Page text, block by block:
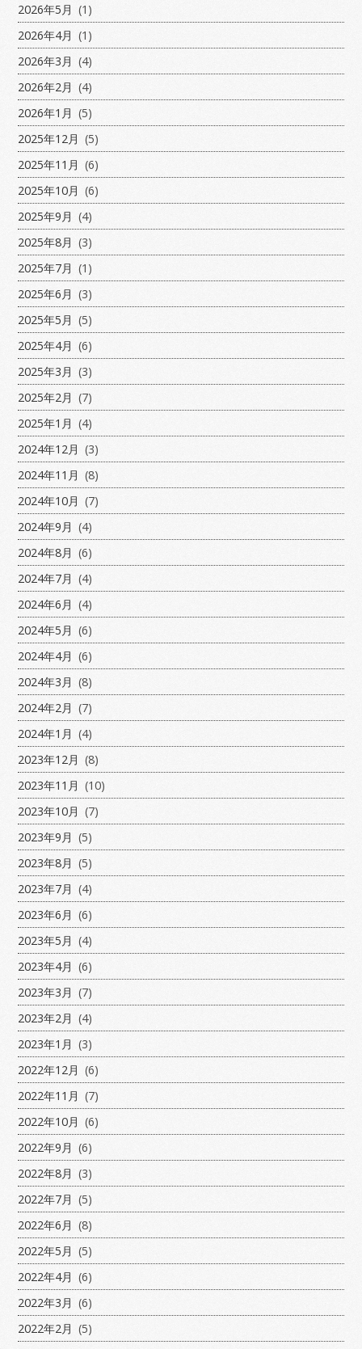
2026年5月 (1)
2026年4月 (1)
2026年3月 (4)
2026年2月 (4)
2026年1月 (5)
2025年12月 (5)
2025年11月 (6)
2025年10月 (6)
2025年9月 (4)
2025年8月 (3)
2025年7月 (1)
2025年6月 (3)
2025年5月 (5)
2025年4月 (6)
2025年3月 (3)
2025年2月 (7)
2025年1月 (4)
2024年12月 (3)
2024年11月 (8)
2024年10月 (7)
2024年9月 (4)
2024年8月 (6)
2024年7月 (4)
2024年6月 (4)
2024年5月 (6)
2024年4月 (6)
2024年3月 (8)
2024年2月 (7)
2024年1月 (4)
2023年12月 (8)
2023年11月 (10)
2023年10月 (7)
2023年9月 (5)
2023年8月 (5)
2023年7月 (4)
2023年6月 (6)
2023年5月 (4)
2023年4月 (6)
2023年3月 (7)
2023年2月 (4)
2023年1月 (3)
2022年12月 (6)
2022年11月 (7)
2022年10月 (6)
2022年9月 (6)
2022年8月 (3)
2022年7月 (5)
2022年6月 (8)
2022年5月 (5)
2022年4月 (6)
2022年3月 (6)
2022年2月 (5)